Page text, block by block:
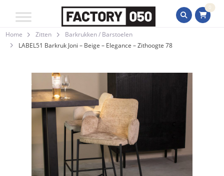
0
Home Zitten
Barkrukken / Barstoelen
LABEL51 Barkruk Joni – Beige – Elegance – Zithoogte 78